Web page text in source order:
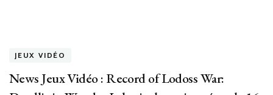
JEUX VIDÉO
News Jeux Vidéo : Record of Lodoss War: